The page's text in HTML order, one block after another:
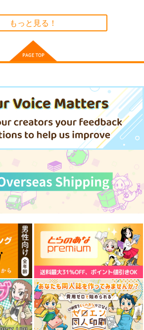
887円（税込）
藤丸立香
サンプル
作品詳細
もっと見る！